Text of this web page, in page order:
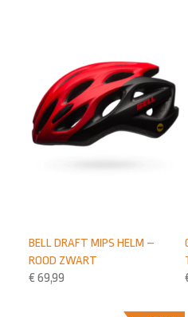
BELL DRAFT MIPS HELM –
ROOD ZWART
€ 69,99